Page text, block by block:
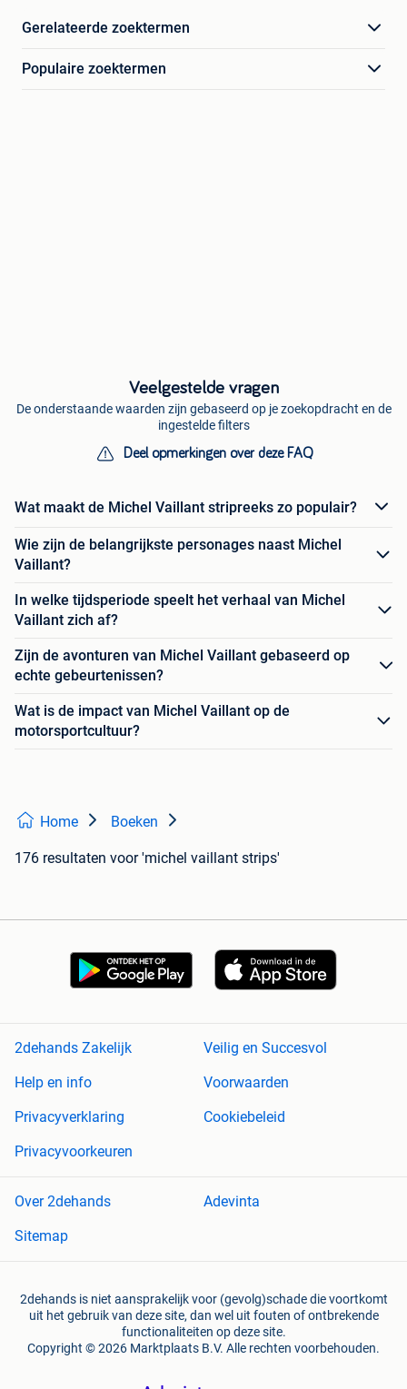
Gerelateerde zoektermen
Populaire zoektermen
Veelgestelde vragen
De onderstaande waarden zijn gebaseerd op je zoekopdracht en de
ingestelde filters
Deel opmerkingen over deze FAQ
Wat maakt de Michel Vaillant stripreeks zo populair?
Wie zijn de belangrijkste personages naast Michel
Vaillant?
In welke tijdsperiode speelt het verhaal van Michel
Vaillant zich af?
Zijn de avonturen van Michel Vaillant gebaseerd op
echte gebeurtenissen?
Wat is de impact van Michel Vaillant op de
motorsportcultuur?
Home Boeken
176 resultaten voor 'michel vaillant strips'
2dehands Zakelijk
Veilig en Succesvol
Help en info
Voorwaarden
Privacyverklaring
Cookiebeleid
Privacyvoorkeuren
Over 2dehands
Adevinta
Sitemap
2dehands is niet aansprakelijk voor (gevolg)schade die voortkomt
uit het gebruik van deze site, dan wel uit fouten of ontbrekende
functionaliteiten op deze site.
Copyright © 2026 Marktplaats B.V. Alle rechten voorbehouden.